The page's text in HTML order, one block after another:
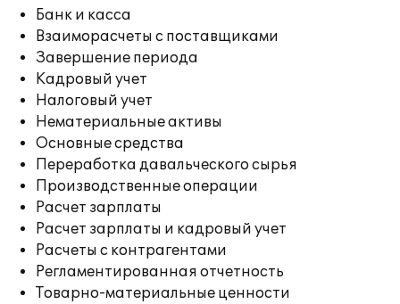
Банк и касса
Взаиморасчеты с поставщиками
Завершение периода
Кадровый учет
Налоговый учет
Нематериальные активы
Основные средства
Переработка давальческого сырья
Производственные операции
Расчет зарплаты
Расчет зарплаты и кадровый учет
Расчеты с контрагентами
Регламентированная отчетность
Товарно-материальные ценности